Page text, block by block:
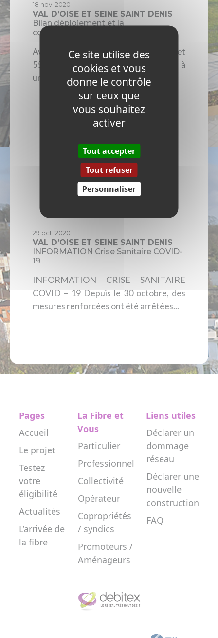
18 nov. 2020
VAL D’OISE ET SEINE SAINT DENIS
Bilan déploiement et la
commercialisation 2020
Avec 90 % de logements raccordables et
55 % des foyers ayant déjà souscrit à
une offre fibre, DEBITE...
29 oct. 2020
VAL D’OISE ET SEINE SAINT DENIS
INFORMATION Crise Sanitaire COVID-
19
INFORMATION CRISE SANITAIRE
COVID – 19 Depuis le 30 octobre, des
mesures renforcées ont été arrêtées...
Pages
Accueil
Le projet
Testez
votre
éligibilité
Actualités
L’arrivée de
la fibre
La Fibre et
Vous
Particulier
Professionnel
Collectivité
Opérateur
Copropriétés
/ syndics
Promoteurs /
Aménageurs
Liens utiles
Déclarer un
dommage
réseau
Déclarer une
nouvelle
construction
FAQ
Ce site utilise des
cookies et vous
donne le contrôle
sur ceux que
vous souhaitez
activer
Tout accepter
Tout refuser
Personnaliser